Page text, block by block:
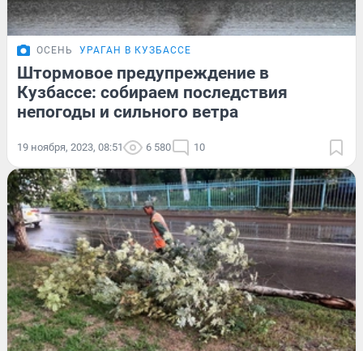
ОСЕНЬ УРАГАН В КУЗБАССЕ
Штормовое предупреждение в
Кузбассе: собираем последствия
непогоды и сильного ветра
19 ноября, 2023, 08:51 6 580 10